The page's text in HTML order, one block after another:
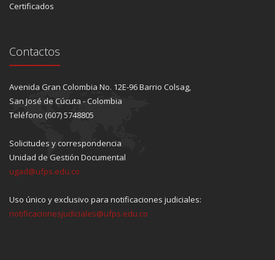
Certificados
Contactos
Avenida Gran Colombia No. 12E-96 Barrio Colsag,
San José de Cúcuta - Colombia
Teléfono (607) 5748805
Solicitudes y correspondencia
Unidad de Gestión Documental
ugad@ufps.edu.co
Uso único y exclusivo para notificaciones judiciales:
notificacionesjudiciales@ufps.edu.co